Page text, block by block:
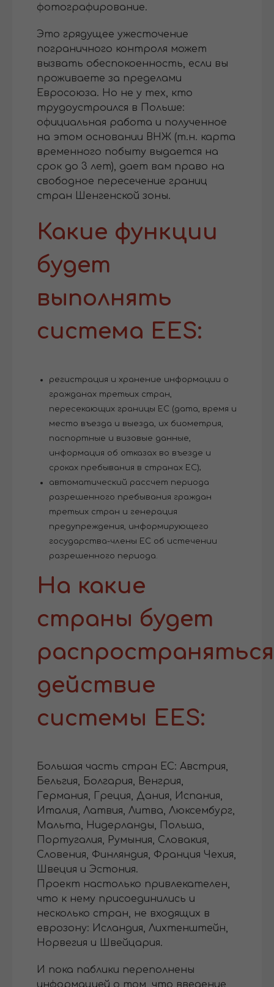
фотографирование.
Это грядущее ужесточение
пограничного контроля может
вызвать обеспокоенность, если вы
проживаете за пределами
Евросоюза. Но не у тех, кто
трудоустроился в Польше:
официальная работа и полученное
на этом основании ВНЖ (т.н. карта
временного побыту выдается на
срок до 3 лет), дает вам право на
свободное пересечение границ
стран Шенгенской зоны.
Какие функции
будет
выполнять
система EES:
регистрация и хранение информации о
гражданах третьих стран,
пересекающих границы ЕС (дата, время и
место въезда и выезда, их биометрия,
паспортные и визовые данные,
информация об отказах во въезде и
сроках пребывания в странах ЕС);
автоматический рассчет периода
разрешенного пребывания граждан
третьих стран и генерация
предупреждения, информирующего
государства-члены ЕС об истечении
разрешенного периода.
На какие
страны будет
распространяться
действие
системы EES:
Большая часть стран ЕС: Австрия,
Бельгия, Болгария, Венгрия,
Германия, Греция, Дания, Испания,
Италия, Латвия, Литва, Люксембург,
Мальта, Нидерланды, Польша,
Португалия, Румыния, Словакия,
Словения, Финляндия, Франция Чехия,
Швеция и Эстония.
Проект настолько привлекателен,
что к нему присоединились и
несколько стран, не входящих в
еврозону: Исландия, Лихтенштейн,
Норвегия и Швейцария.
И пока паблики переполнены
информацией о том, что введение